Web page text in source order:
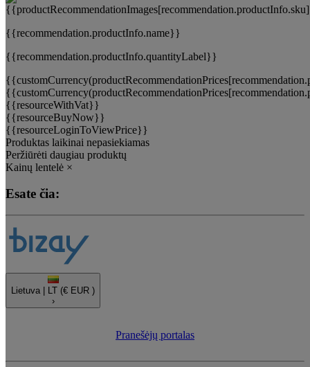
{{recommendation.productInfo.name}}
{{recommendation.productInfo.quantityLabel}}
{{resourceWithVat}}
{{resourceBuyNow}}
{{resourceLoginToViewPrice}}
Produktas laikinai nepasiekiamas
Peržiūrėti daugiau produktų
Kainų lentelė ×
Esate čia:
Lietuva | LT (€ EUR )
›
Pranešėjų portalas